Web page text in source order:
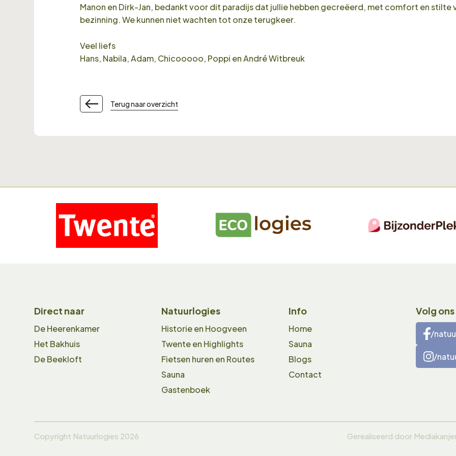
Manon en Dirk-Jan, bedankt voor dit paradijs dat jullie hebben gecreëerd, met comfort en stilte
bezinning. We kunnen niet wachten tot onze terugkeer.
Veel liefs
Hans, Nabila, Adam, Chicooooo, Poppi en André Witbreuk
Terug naar overzicht
Direct naar
De Heerenkamer
Het Bakhuis
De Beekloft
Natuurlogies
Historie en Hoogveen
Twente en Highlights
Fietsen huren en Routes
Sauna
Gastenboek
Info
Home
Sauna
Blogs
Contact
Volg
/
/
Copyright Natuurlogies 2026 Gerealiseerd door